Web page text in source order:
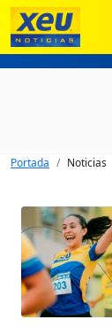
Portada Noticias